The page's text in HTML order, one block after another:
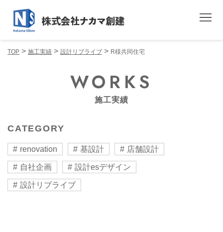
TOP > 施工実績 > 設計リブライブ > R様共同住宅
WORKS
施工実績
CATEGORY
renovation 基設計 店舗設計
自社企画 設計esデザイン
設計リブライブ